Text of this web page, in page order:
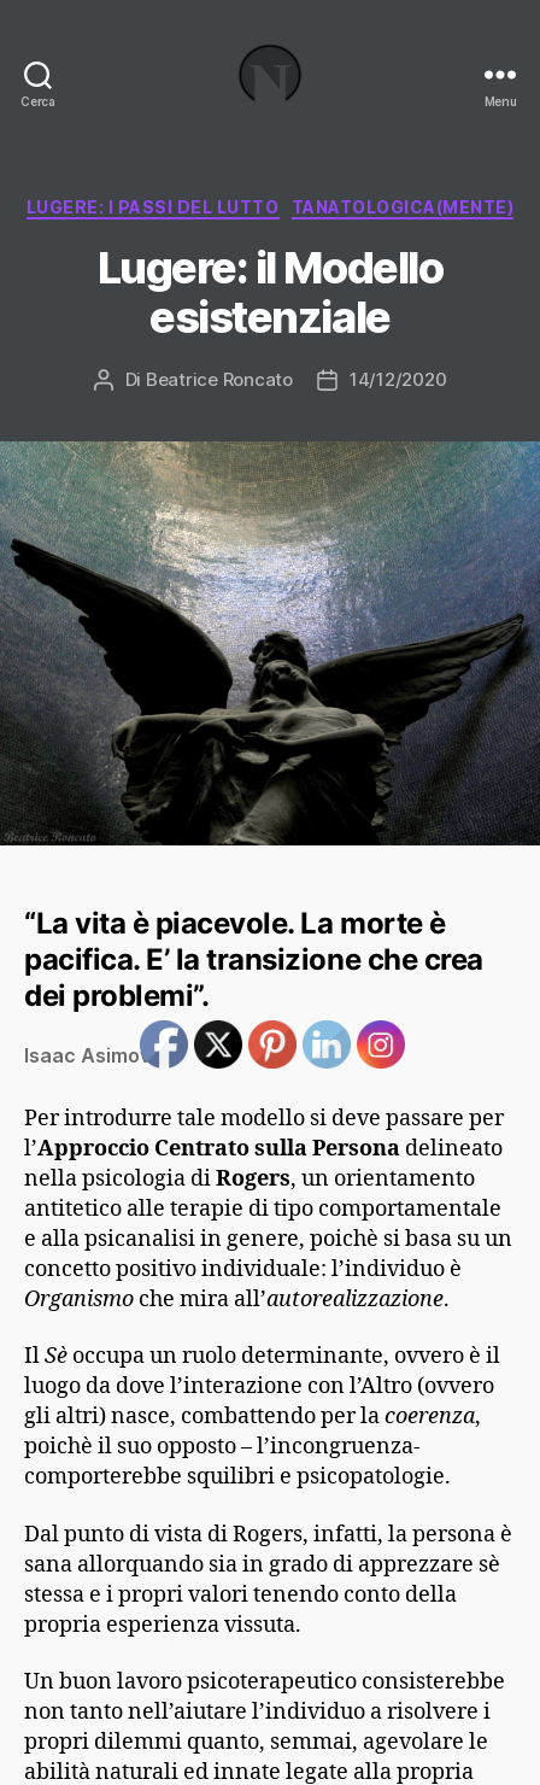
Cerca
Blog
Menu
Categorie
LUGERE: I PASSI DEL LUTTO TANATOLOGICA(MENTE)
Lugere: il Modello
esistenziale
Autore
Di Beatrice Roncato
Data14/12/2020
“La vita è piacevole. La morte è
pacifica. E’ la transizione che crea
dei problemi”.
Isaac Asimov
Per introdurre tale modello si deve passare per
l’Approccio Centrato sulla Persona delineato
nella psicologia diRogers, un orientamento
antitetico alle terapie di tipo comportamentale
e alla psicanalisi in genere, poichè si basa su un
concetto positivo individuale: l’individuo è
Organismo che mira all’autorealizzazione.
IlSè occupa un ruolo determinante, ovvero è il
luogo da dove l’interazione con l’Altro (ovvero
gli altri) nasce, combattendo per lacoerenza,
poichè il suo opposto – l’incongruenza-
comporterebbe squilibri e psicopatologie.
Dal punto di vista di Rogers, infatti, la persona è
sana allorquando sia in grado di apprezzare sè
stessa e i propri valori tenendo conto della
propria esperienza vissuta.
Un buon lavoro psicoterapeutico consisterebbe
non tanto nell’aiutare l’individuo a risolvere i
propri dilemmi quanto, semmai, agevolare le
abilità naturali ed innate legate alla propria